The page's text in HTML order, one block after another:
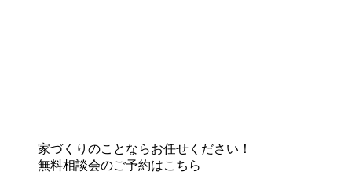
家づくりのことならお任せください！
無料相談会のご予約はこちら